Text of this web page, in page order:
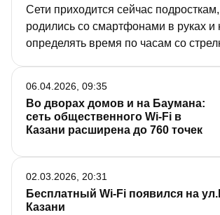
Сети приходится сейчас
родились со смартфонами в руках и
определять время по часам со
эпоху, считают, что нет худа без
детям освоиться в новой для них
получая в ответ настоящее
Во дворах домов и на Баумана:
сеть общественного Wi-Fi в
Казани расширена до 760 точек
06.04.2026, 09:35
Бесплатный Wi-Fi появился на
Казани
02.03.2026, 20:31